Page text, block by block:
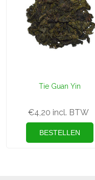
Tie Guan Yin
€4,20 incl. BTW